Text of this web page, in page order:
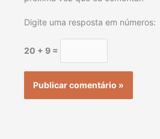
Digite uma resposta em números:
20 + 9 =